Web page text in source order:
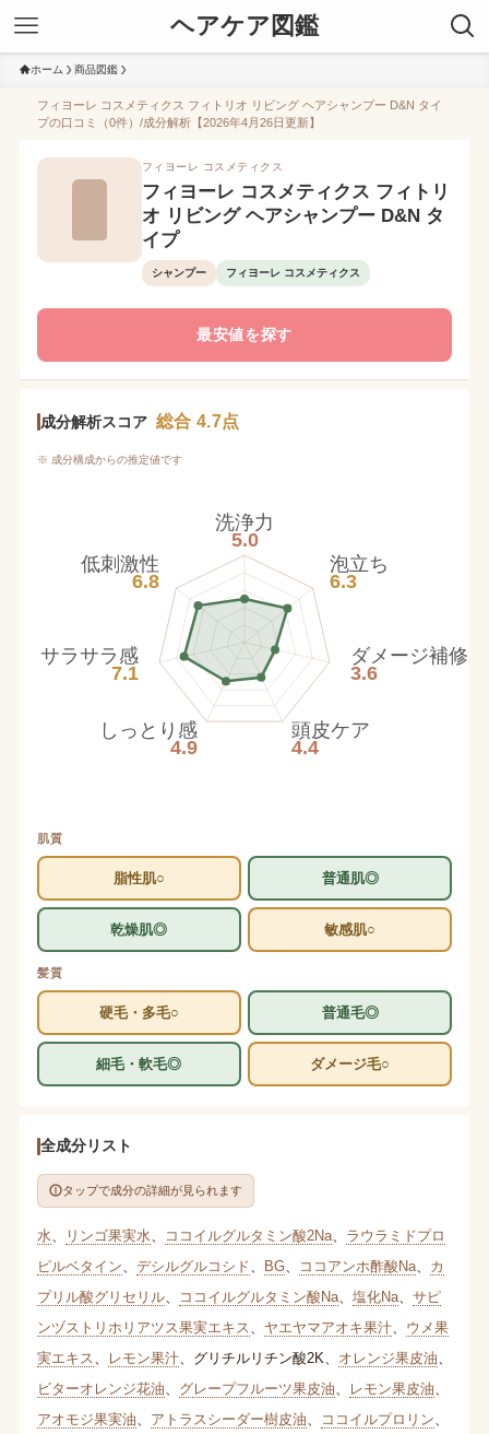
ヘアケア図鑑
ホーム 商品図鑑
フィヨーレ コスメティクス フィトリオ リビング ヘアシャンプー D&N タイ
プの口コミ（0件）/成分解析【2026年4月26日更新】
フィヨーレ コスメティクス
フィヨーレ コスメティクス フィトリ
オ リビング ヘアシャンプー D&N タ
イプ
シャンプー フィヨーレ コスメティクス
最安値を探す
成分解析スコア 総合 4.7点
※ 成分構成からの推定値です
洗浄力
5.0
泡立ち
6.3
ダメージ補修
3.6
頭皮ケア
4.4
しっとり感
4.9
サラサラ感
7.1
低刺激性
6.8
肌質
脂性肌○ 普通肌◎
乾燥肌◎ 敏感肌○
髪質
硬毛・多毛○ 普通毛◎
細毛・軟毛◎ ダメージ毛○
全成分リスト
タップで成分の詳細が見られます
水 リンゴ果実水 ココイルグルタミン酸2Na、 ラウラミドプロ
ピルベタイン
デシルグルコシド BG、 ココアンホ酢酸Na、 カ
プリル酸グリセリル、 ココイルグルタミン酸Na、 塩化Na、 サピ
ンヅストリホリアツス果実エキス
ヤエヤマアオキ果汁、 ウメ果
実エキス
レモン果汁、 グリチルリチン酸2K オレンジ果皮油
ビターオレンジ花油
グレープフルーツ果皮油 レモン果皮油
アオモジ果実油
アトラスシーダー樹皮油 ココイルプロリン